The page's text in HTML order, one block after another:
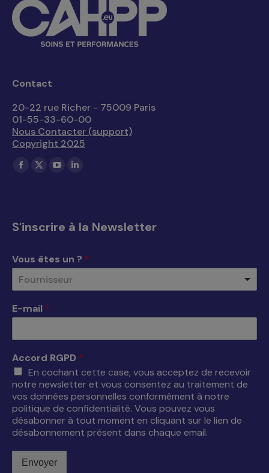
Contact
20-22 rue Richer - 75009 Paris
01-55-33-60-00
Nous Contacter (support)
Copyright 2025
Trouvez nous sur :
La
dans
nouvelle
fenêtre
La
dans
nouvelle
fenêtre
La
dans
nouvelle
fenêtre
La
dans
nouvelle
S'inscrire à la Newsletter
Vous êtes un ? *
Fournisseur
E-mail *
Accord RGPD *
En cochant cette case, vous acceptez de recevoir
notre newsletter et vous consentez au traitement de
vos données personnelles conformément à notre
politique de confidentialité. Vous pouvez vous
désabonner à tout moment en cliquant sur le lien de
désabonnement présent dans chaque email.
Envoyer